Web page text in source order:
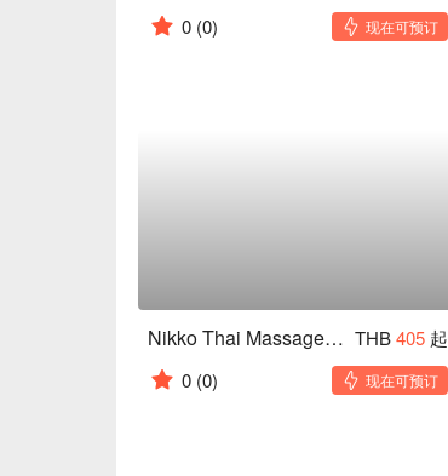
0 (0) 现在可预订
Nikko Thai Massage 3 (Siam Square) THB405 起
0 (0) 现在可预订